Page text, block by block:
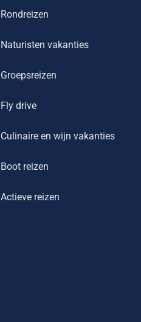
Rondreizen
Naturisten vakanties
Groepsreizen
Fly drive
Culinaire en wijn vakanties
Boot reizen
Actieve reizen